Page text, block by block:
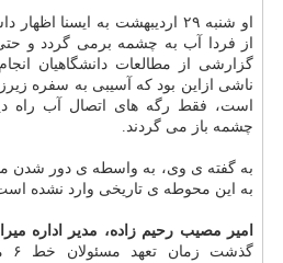
او شنبه ۲۹ اردیبهشت به ایسنا
از فردا آب به چشمه برمی گردد و
گزارشی از مطالعات دانشگاهیان
ناشی ازاین بود كه آسیبی به سفره
است، فقط رگه های اتصال آب راه
چشمه باز می گردند.
به این محوطه ی تاریخی وارد نشده
امیر مصیب رحیم زاده، مدیر اداره